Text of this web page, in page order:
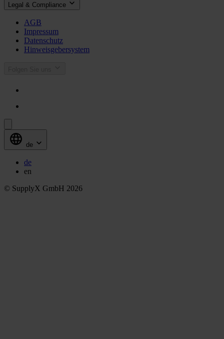
Legal & Compliance
AGB
Impressum
Datenschutz
Hinweisgebersystem
de
de
en
© SupplyX GmbH 2026